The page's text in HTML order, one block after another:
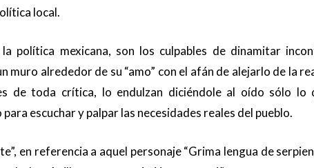
local.
política mexicana, son los culpables de dinamitar
alrededor de su “amo” con el afán de alejarlo de la
de toda crítica, lo endulzan diciéndole al oído sólo lo
escuchar y palpar las necesidades reales del pueblo.
en referencia a aquel personaje “Grima lengua de